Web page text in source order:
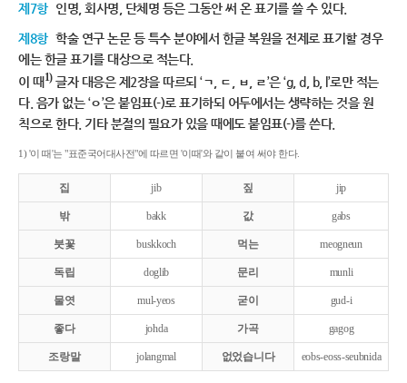
제7항 인명, 회사명, 단체명 등은 그동안 써 온 표기를 쓸 수 있다.
제8항 학술 연구 논문 등 특수 분야에서 한글 복원을 전제로 표기할 경우
에는 한글 표기를 대상으로 적는다.
이 때1)글자 대응은 제2장을 따르되 ‘ㄱ, ㄷ, ㅂ, ㄹ’은 ‘g, d, b, l’로만 적는
다. 음가 없는 ‘ㅇ’은 붙임표(-)로 표기하되 어두에서는 생략하는 것을 원
칙으로 한다. 기타 분절의 필요가 있을 때에도 붙임표(-)를 쓴다.
1) '이 때'는 "표준국어대사전"에 따르면 '이때'와 같이 붙여 써야 한다.
집 jib 짚 jip
밖 bakk 값 gabs
붓꽃 buskkoch 먹는 meogneun
독립 doglib 문리 munli
물엿 mul-yeos 굳이 gud-i
좋다 johda 가곡 gagog
조랑말 jolangmal 없었습니다 eobs-eoss-seubnida